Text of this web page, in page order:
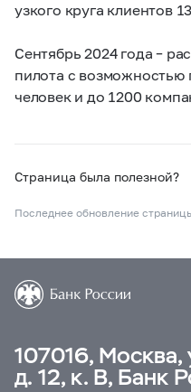
узкого круга клиентов
Сентябрь 2024 года –
пилота с возможностью
человек идо 1200
Страница была полезной?
Последнее обновление
107016, Москва,
д. 12, к. В, Банк